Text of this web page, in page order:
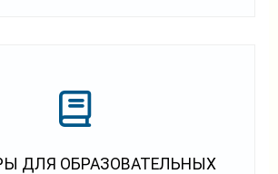
ДЛЯ ОБРАЗОВАТЕЛЬНЫХ